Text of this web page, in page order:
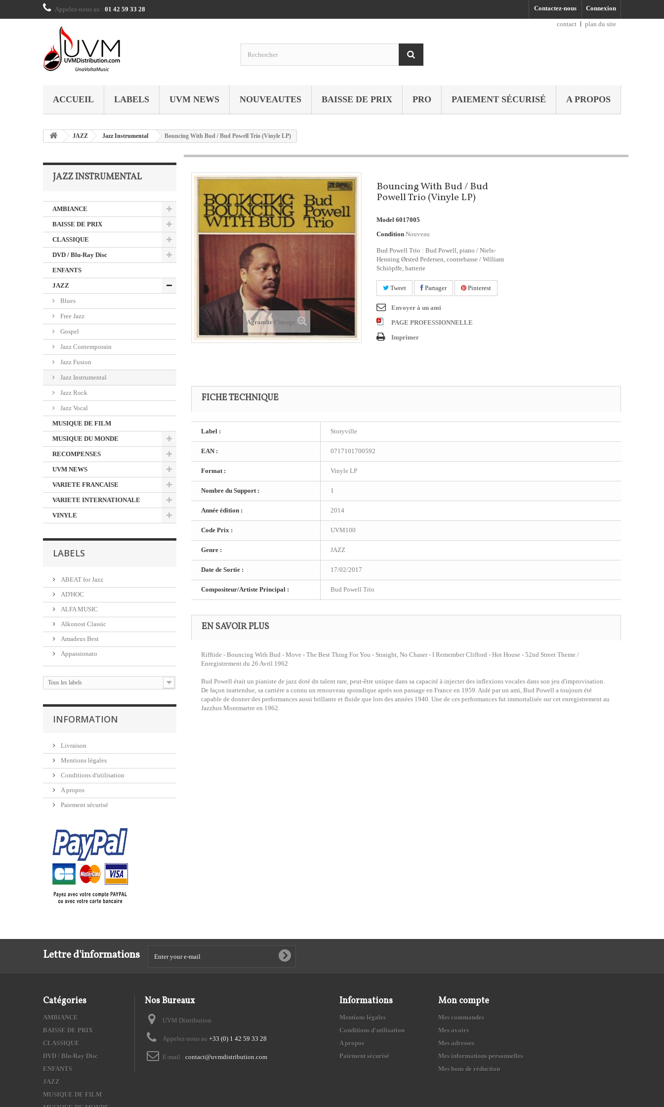
Connexion
Contactez-nous
Appelez-nous au : 01 42 59 33 28
contact
plan du site
ACCUEIL LABELS UVM NEWS NOUVEAUTES BAISSE DE PRIX PRO PAIEMENT SÉCURISÉ A PROPOS
JAZZ Jazz Instrumental Bouncing With Bud / Bud Powell Trio (Vinyle LP)
JAZZ INSTRUMENTAL
AMBIANCE
BAISSE DE PRIX
CLASSIQUE
DVD / Blu-Ray Disc
ENFANTS
JAZZ
Blues
Free Jazz
Gospel
Jazz Contemporain
Jazz Fusion
Jazz Instrumental
Jazz Rock
Jazz Vocal
MUSIQUE DE FILM
MUSIQUE DU MONDE
RECOMPENSES
UVM NEWS
VARIETE FRANCAISE
VARIETE INTERNATIONALE
VINYLE
LABELS
ABEAT for Jazz
AD'HOC
ALFA MUSIC
Alkonost Classic
Amadeus Best
Appassionato
Tous les labels
INFORMATION
Livraison
Mentions légales
Conditions d'utilisation
A propos
Paiement sécurisé
Agrandir l'image
Bouncing With Bud / Bud
Powell Trio (Vinyle LP)
Model 6017005
Condition Nouveau
Bud Powell Trio : Bud Powell, piano / Niels-
Henning Ørsted Pedersen, contrebasse / William
Schiöpffe, batterie
Tweet Partager Pinterest
Envoyer à un ami
PAGE PROFESSIONNELLE
Imprimer
FICHE TECHNIQUE
Label : Storyville
EAN : 0717101700592
Format : Vinyle LP
Nombre du Support : 1
Année édition : 2014
Code Prix : UVM100
Genre : JAZZ
Date de Sortie : 17/02/2017
Compositeur/Artiste Principal : Bud Powell Trio
EN SAVOIR PLUS
Rifftide - Bouncing With Bud - Move - The Best Thing For You - Straight, No Chaser - I Remember Clifford - Hot House - 52nd Street Theme /
Enregistrement du 26 Avril 1962
Bud Powell était un pianiste de jazz doté dn talent rare, peut-être unique dans sa capacité à injecter des inflexions vocales dans son jeu d'improvisation.
De façon inattendue, sa carrière a connu un renouveau sporadique après son passage en France en 1959. Aidé par un ami, Bud Powell a toujours été
capable de donner des performances aussi brillante et fluide que lors des années 1940. Une de ces performances fut immortalisée sur cet enregistrement au
Jazzhus Montmartre en 1962.
Lettre d'informations
Catégories
AMBIANCE
BAISSE DE PRIX
CLASSIQUE
DVD / Blu-Ray Disc
ENFANTS
JAZZ
MUSIQUE DE FILM
Nos Bureaux
UVM Distribution
Appelez-nous au +33 (0) 1 42 59 33 28
E-mail : contact@uvmdistribution.com
Informations
Mentions légales
Conditions d'utilisation
A propos
Paiement sécurisé
Mon compte
Mes commandes
Mes avoirs
Mes adresses
Mes informations personnelles
Mes bons de réduction